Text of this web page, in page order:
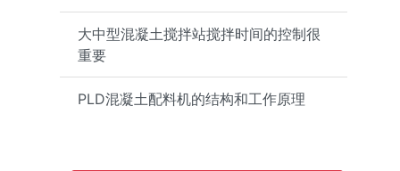
大中型混凝土搅拌站搅拌时间的控制很
重要
PLD混凝土配料机的结构和工作原理